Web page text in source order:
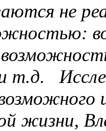
не
т.д.
жизни,